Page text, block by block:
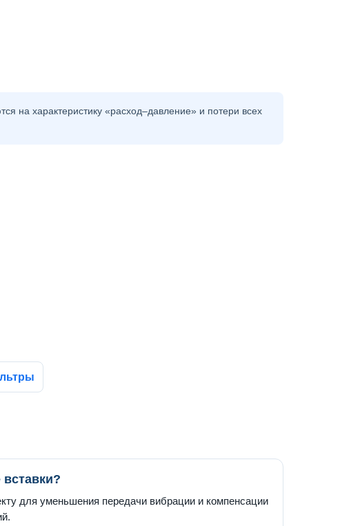
на характеристику «расход–давление» и потери всех
для уменьшения передачи вибрации и компенсации